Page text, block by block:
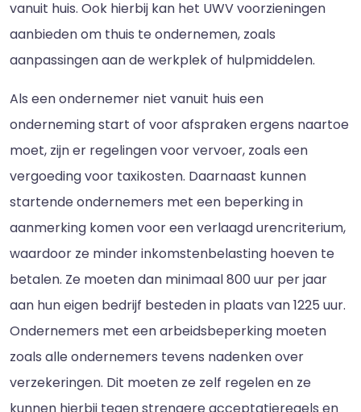
vanuit huis. Ook hierbij kan het UWV voorzieningen
aanbieden om thuis te ondernemen, zoals
aanpassingen aan de werkplek of hulpmiddelen.
Als een ondernemer niet vanuit huis een
onderneming start of voor afspraken ergens naartoe
moet, zijn er regelingen voor vervoer, zoals een
vergoeding voor taxikosten. Daarnaast kunnen
startende ondernemers met een beperking in
aanmerking komen voor een verlaagd urencriterium,
waardoor ze minder inkomstenbelasting hoeven te
betalen. Ze moeten dan minimaal 800 uur per jaar
aan hun eigen bedrijf besteden in plaats van 1225 uur.
Ondernemers met een arbeidsbeperking moeten
zoals alle ondernemers tevens nadenken over
verzekeringen. Dit moeten ze zelf regelen en ze
kunnen hierbij tegen strengere acceptatieregels en